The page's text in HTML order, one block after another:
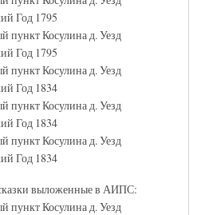
Год 1795
пункт Косулина д. Уезд
Год 1795
пункт Косулина д. Уезд
Год 1834
пункт Косулина д. Уезд
Год 1834
пункт Косулина д. Уезд
Год 1834
выложенные в АИПС:
пункт Косулина д. Уезд